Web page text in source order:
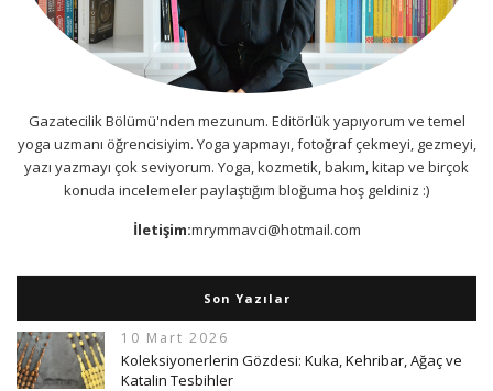
Gazatecilik Bölümü'nden mezunum. Editörlük yapıyorum ve temel
yoga uzmanı öğrencisiyim. Yoga yapmayı, fotoğraf çekmeyi, gezmeyi,
yazı yazmayı çok seviyorum. Yoga, kozmetik, bakım, kitap ve birçok
konuda incelemeler paylaştığım bloğuma hoş geldiniz :)
İletişim:mrymmavci@hotmail.com
Son Yazılar
10 Mart 2026
Koleksiyonerlerin Gözdesi: Kuka, Kehribar, Ağaç ve
Katalin Tesbihler